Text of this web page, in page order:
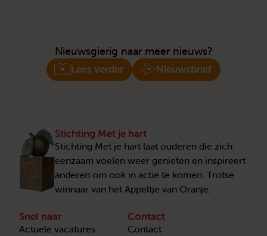
Nieuwsgierig naar meer nieuws?
Lees verder Nieuwsbrief
Stichting Met je hart
Stichting Met je hart laat ouderen die zich
eenzaam voelen weer genieten en inspireert
anderen om ook in actie te komen. Trotse
winnaar van het Appeltje van Oranje.
Snel naar
Actuele vacatures
Contact
Contact